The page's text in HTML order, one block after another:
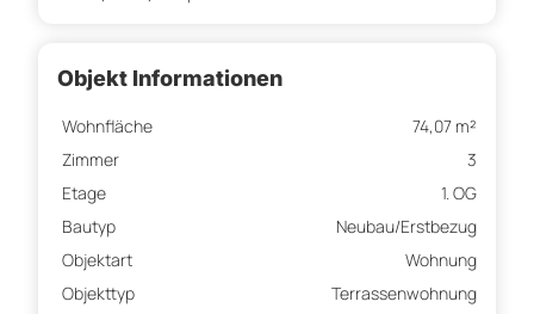
Objekt Informationen
Wohnfläche
74,07 m²
Zimmer
3
Etage
1. OG
Bautyp
Neubau/Erstbezug
Objektart
Wohnung
Objekttyp
Terrassenwohnung